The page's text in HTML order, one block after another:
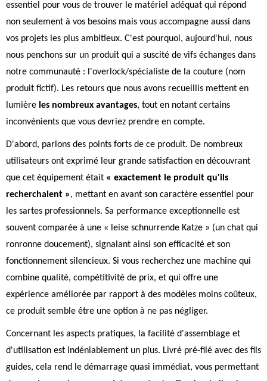
essentiel pour vous de trouver le matériel adéquat qui répond
non seulement à vos besoins mais vous accompagne aussi dans
vos projets les plus ambitieux. C'est pourquoi, aujourd'hui, nous
nous penchons sur un produit qui a suscité de vifs échanges dans
notre communauté : l'overlock/spécialiste de la couture (nom
produit fictif). Les retours que nous avons recueillis mettent en
lumière les nombreux avantages, tout en notant certains
inconvénients que vous devriez prendre en compte.
D'abord, parlons des points forts de ce produit. De nombreux
utilisateurs ont exprimé leur grande satisfaction en découvrant
que cet équipement était « exactement le produit qu'ils
recherchaient », mettant en avant son caractère essentiel pour
les sartes professionnels. Sa performance exceptionnelle est
souvent comparée à une « leise schnurrende Katze » (un chat qui
ronronne doucement), signalant ainsi son efficacité et son
fonctionnement silencieux. Si vous recherchez une machine qui
combine qualité, compétitivité de prix, et qui offre une
expérience améliorée par rapport à des modèles moins coûteux,
ce produit semble être une option à ne pas négliger.
Concernant les aspects pratiques, la facilité d'assemblage et
d'utilisation est indéniablement un plus. Livré pré-filé avec des fils
guides, cela rend le démarrage quasi immédiat, vous permettant